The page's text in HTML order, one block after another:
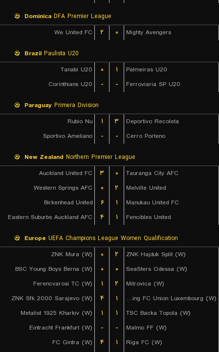
Dominica DFA Premier League
We United FC
۲ ۰ Mighty Avengers
Brazil Paulista U20
Tanabi U20
۰ ۱
Palmeiras U20
Corinthians U20
- - Ferroviaria SP U20
Paraguay Primera Division
Rubio Nu
۱ ۳
Deportivo Recoleta
Sportivo Ameliano
- - Cerro Porteno
New Zealand Northern Premier League
Auckland United FC
۳ ۰
Tauranga City AFC
Western Springs AFC
۰ ۲
Melville United
Birkenhead United
۶ ۱
Manukau United FC
Eastern Suburbs Auckland AFC
۴ ۱ Fencibles United
Europe UEFA Champions League Women Qualification
ZNK Mura (W)
۰ ۲
ZNK Hajduk Split (W)
BSC Young Boys Berna (W)
۰ ۰
SeaSters Odessa (W)
Ferencvarosi TC (W)
۱ ۲
Mitrovica (W)
ZNK Sfk 2000 Sarajevo (W)
۴ ۱
Racing FC Union Luxembourg (W)
Metalist 1925 Kharkiv (W)
۱ ۱
TSC Backa Topola (W)
Eintracht Frankfurt (W)
- -
Malmo FF (W)
FC Gintra (W)
۴ ۱
Riga FC (W)